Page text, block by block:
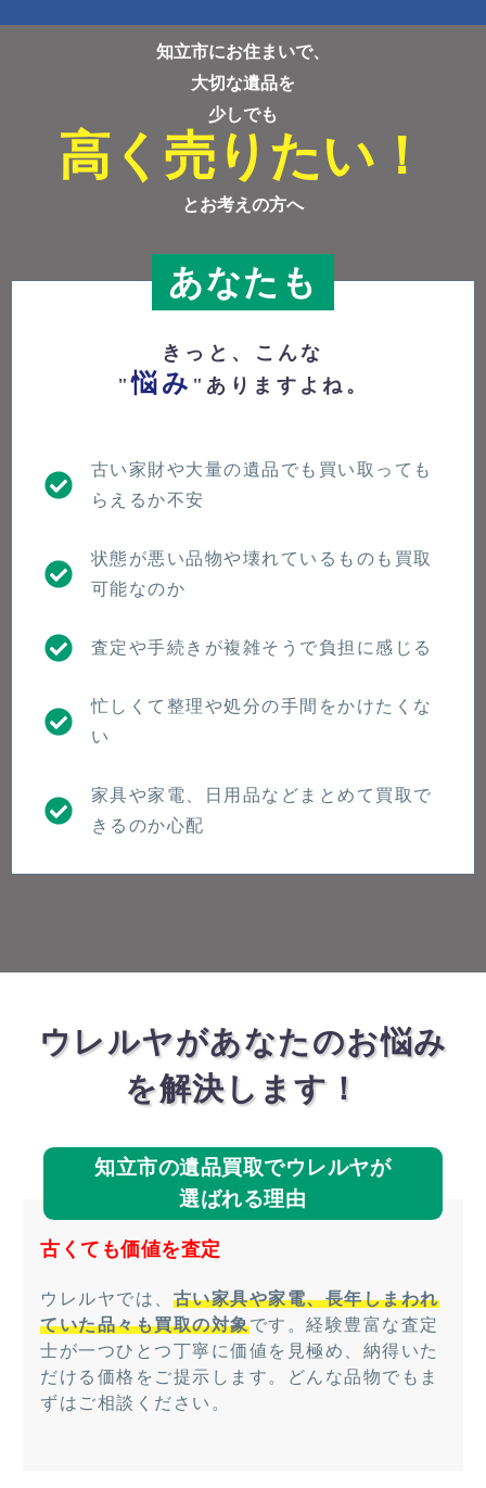
知立市にお住まいで、
大切な遺品を
少しでも
高く売りたい！
とお考えの方へ
あなたも
きっと、こんな
"悩み "ありますよね。
古い家財や大量の遺品でも買い取っても
らえるか不安
状態が悪い品物や壊れているものも買取
可能なのか
査定や手続きが複雑そうで負担に感じる
忙しくて整理や処分の手間をかけたくな
い
家具や家電、日用品などまとめて買取で
きるのか心配
ウレルヤがあなたのお悩み
を解決します！
知立市の遺品買取でウレルヤが
選ばれる理由
古くても価値を査定
ウレルヤでは、 古い家具や家電、長年しまわれ
ていた品々も買取の対象です。経験豊富な査定
士が一つひとつ丁寧に価値を見極め、納得いた
だける価格をご提示します。どんな品物でもま
ずはご相談ください。